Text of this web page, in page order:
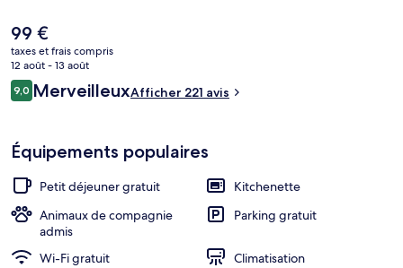
des villas et vous bénéficierez de quelques petits plus sympas
comme un pommeau de douche à « effet pluie » et l'accès Wi-Fi à
Internet gratuit.
Le
prix
actuel
est
de
99 €
taxes et frais compris
12 août - 13 août
Avis
voyageurs
9,09,0 sur 10
MerveilleuxAfficher 221 avis
Équipements populaires
Petit déjeuner gratuit
Kitchenette
Animaux de compagnie
admis
Parking gratuit
Wi-Fi gratuit
Climatisation